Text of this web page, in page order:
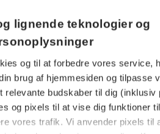
lignende teknologier og
og til at forbedre vores service,
brug af hjemmesiden og tilpasse
relevante budskaber til dig (inklusiv
og pixels til at vise dig funktioner
vores trafik. Vi anvender pixels til
Ring til os
Åbningstider
Man-tors: 09.00-16.00
Fredag: 09.00-15.00